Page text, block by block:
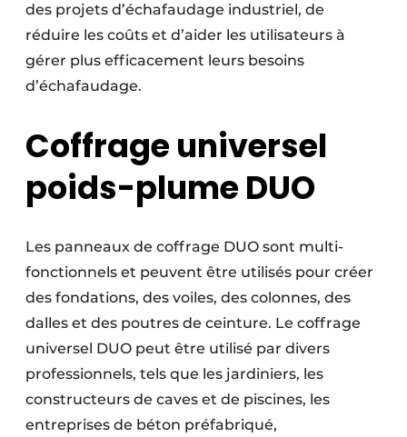
des projets d’échafaudage industriel, de
réduire les coûts et d’aider les utilisateurs à
gérer plus efficacement leurs besoins
d’échafaudage.
Coffrage universel
poids-plume DUO
Les panneaux de coffrage DUO sont multi­
fonctionnels et peuvent être utilisés pour créer
des fondations, des voiles, des colonnes, des
dalles et des poutres de ceinture. Le coffrage
universel DUO peut être utilisé par divers
professionnels, tels que les jardiniers, les
constructeurs de caves et de piscines, les
entreprises de béton préfabriqué,